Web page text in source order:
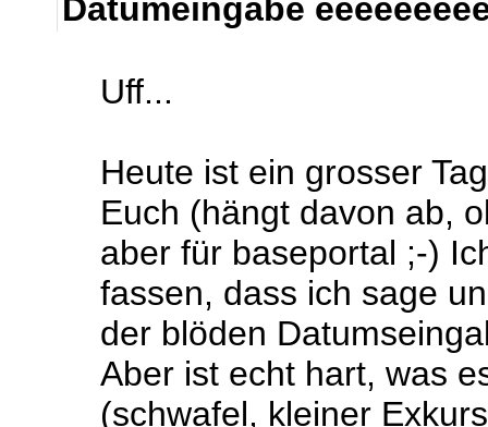
Datumeingabe
Uff...
Heute ist ein grosser
Euch (hängt davon ab,
aber für baseportal ;-)
fassen, dass ich sage
der blöden
Aber ist echt hart, was
(schwafel, kleiner